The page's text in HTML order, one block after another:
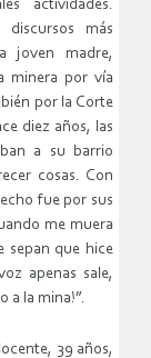
actividades.
más
joven madre,
minera por vía
por la Corte
diez años, las
a su barrio
cosas. Con
fue por sus
me muera
sepan que hice
apenas sale,
a la mina!”.
39 años,